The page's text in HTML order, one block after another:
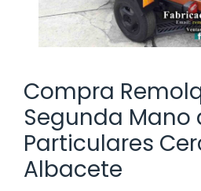
Compra
Segunda Mano
Particulares
Albacete